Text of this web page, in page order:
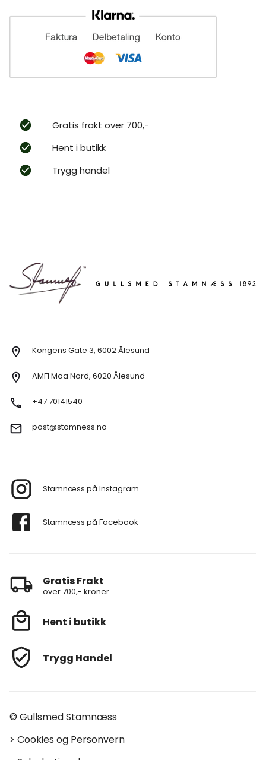
Gratis frakt over 700,-
Hent i butikk
Trygg handel
Kongens Gate 3, 6002 Ålesund
AMFI Moa Nord, 6020 Ålesund
+47 70141540
post@stamness.no
Stamnæss på Instagram
Stamnæss på Facebook
Gratis Frakt
over 700,- kroner
Hent i butikk
Trygg Handel
© Gullsmed Stamnæss
> Cookies og Personvern